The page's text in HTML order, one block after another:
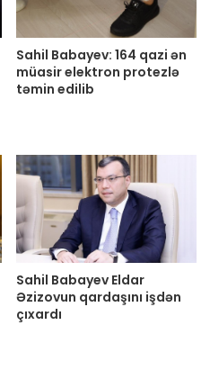
Sahil Babayev: 164 qazi ən
müasir elektron protezlə
təmin edilib
Sahil Babayev Eldar
Əzizovun qardaşını işdən
çıxardı